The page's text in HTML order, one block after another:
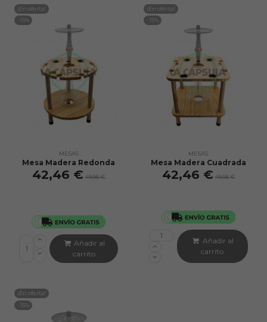
¡En oferta!
-15%
MESAS
Mesa Madera Redonda
42,46 € 49,95 €
Añadir al
carrito
¡En oferta!
-15%
MESAS
Mesa Madera Cuadrada
42,46 € 49,95 €
Añadir al
carrito
¡En oferta!
-15%